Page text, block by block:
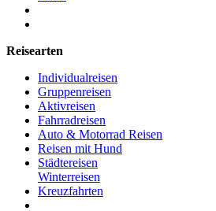
Reisearten
Individualreisen
Gruppenreisen
Aktivreisen
Fahrradreisen
Auto & Motorrad Reisen
Reisen mit Hund
Städtereisen
Winterreisen
Kreuzfahrten